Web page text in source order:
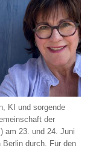
KI und sorgende
der
am 23. und 24. Juni
durch. Für den